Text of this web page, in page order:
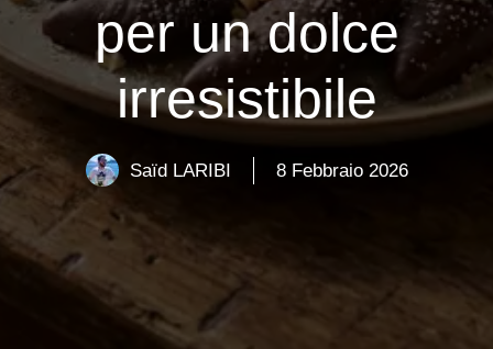
per un dolce
irresistibile
Saïd LARIBI 8 Febbraio 2026